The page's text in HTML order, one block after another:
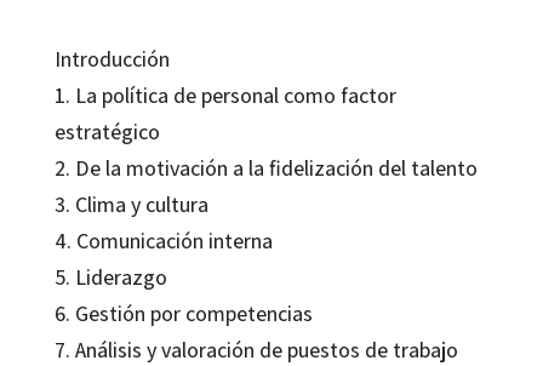
Introducción
1. La política de personal como factor
estratégico
2. De la motivación a la fidelización del talento
3. Clima y cultura
4. Comunicación interna
5. Liderazgo
6. Gestión por competencias
7. Análisis y valoración de puestos de trabajo